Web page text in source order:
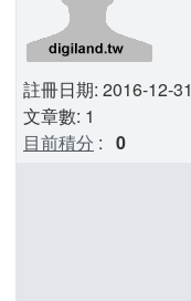
註冊日期: 2016-12-31
文章數: 1
目前積分 : 0